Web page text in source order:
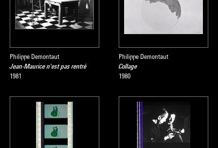
Philippe Demontaut
Jean-Maurice n'est pas rentré
1981
Philippe Demontaut
Collage
1980